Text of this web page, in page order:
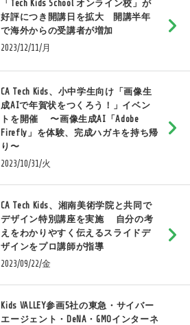
「Tech Kids School オンライン校」が
好評につき開講日を拡大 開講半年
で海外からの受講者が増加
2023/12/11/月
CA Tech Kids、小中学生向け「画像生
成AIで年賀状をつくろう！」イベン
トを開催 〜画像生成AI「Adobe
Firefly」を体験、完成ハガキを持ち帰
り〜
2023/10/31/火
CA Tech Kids、湘南美術学院と共同で
デザイン特別講座を実施 自分の考
えをわかりやすく伝えるスライドデ
ザインをプロ講師が指導
2023/09/22/金
Kids VALLEY参画5社の東急・サイバー
エージェント・DeNA・GMOインターネ